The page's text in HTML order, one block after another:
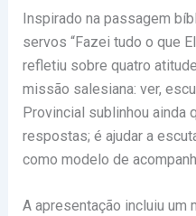
Inspirado na passagem
servos “Fazei tudo o que
refletiu sobre quatro
missão salesiana: ver,
Provincial sublinhou ainda
respostas; é ajudar a
como modelo de
A apresentação incluiu um